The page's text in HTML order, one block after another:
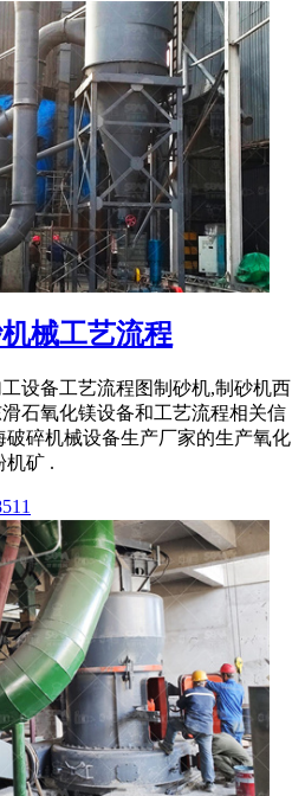
械工艺流程
设备工艺流程图制砂机,制砂机西
石氧化镁设备和工艺流程相关信
破碎机械设备生产厂家的生产氧化
机矿 .